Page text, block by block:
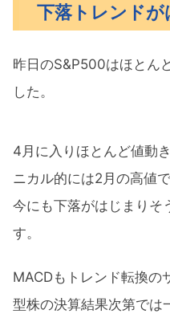
下落トレンド
昨日のS&P500はほとん
した。
4月に入りほとんど値動
ニカル的には2月の高値
今にも下落がはじまりそ
す。
MACDもトレンド転換の
型株の決算結果次第では